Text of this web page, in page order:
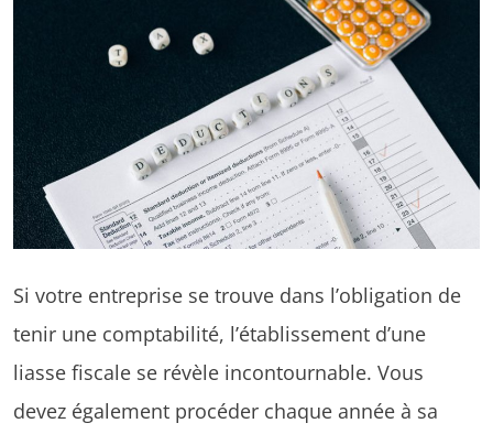
Si votre entreprise se trouve dans l’obligation de
tenir une comptabilité, l’établissement d’une
liasse fiscale se révèle incontournable. Vous
devez également procéder chaque année à sa